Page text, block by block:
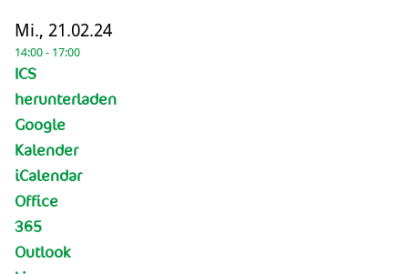
Mi., 21.02.24
14:00 - 17:00
ICS
herunterladen
Google
Kalender
iCalendar
Office
365
Outlook